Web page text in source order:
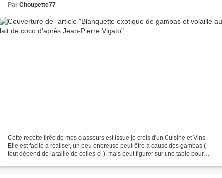
Par Choupette77
Cette recette tirée de mes classeurs est issue je crois d'un Cuisine et Vins.
Elle est facile à réaliser, un peu onéreuse peut-être à cause des gambas (
tout dépend de la taille de celles-ci ), mais peut figurer sur une table pour